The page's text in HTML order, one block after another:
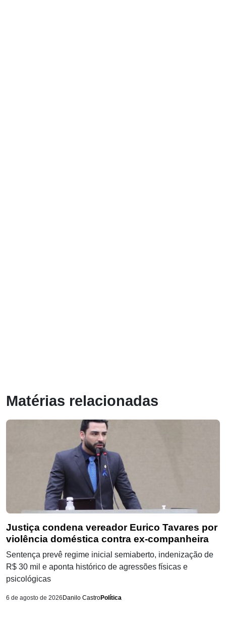
Matérias relacionadas
Justiça condena vereador Eurico Tavares por
violência doméstica contra ex-companheira
Sentença prevê regime inicial semiaberto, indenização de
R$ 30 mil e aponta histórico de agressões físicas e
psicológicas
6 de agosto de 2026 Danilo CastroPolítica